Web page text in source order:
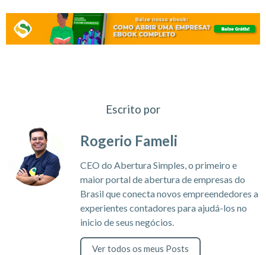
Escrito por
Rogerio Fameli
CEO do Abertura Simples, o primeiro e
maior portal de abertura de empresas do
Brasil que conecta novos empreendedores a
experientes contadores para ajudá-los no
inicio de seus negócios.
Ver todos os meus Posts